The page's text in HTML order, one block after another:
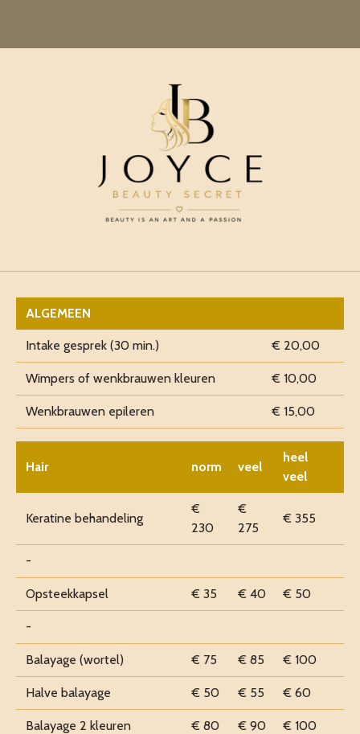
ALGEMEEN
Intake gesprek (30 min.) € 20,00
Wimpers of wenkbrauwen kleuren € 10,00
Wenkbrauwen epileren € 15,00
Hair norm veel
heel
veel
Keratine behandeling
€
230
€
275
€ 355
-
Opsteekkapsel € 35 € 40 € 50
-
Balayage (wortel) € 75 € 85 € 100
Halve balayage € 50 € 55 € 60
Balayage 2 kleuren € 80 € 90 € 100